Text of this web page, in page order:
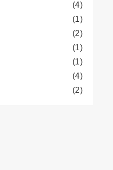
(4)
(1)
(2)
(1)
(1)
(4)
(2)